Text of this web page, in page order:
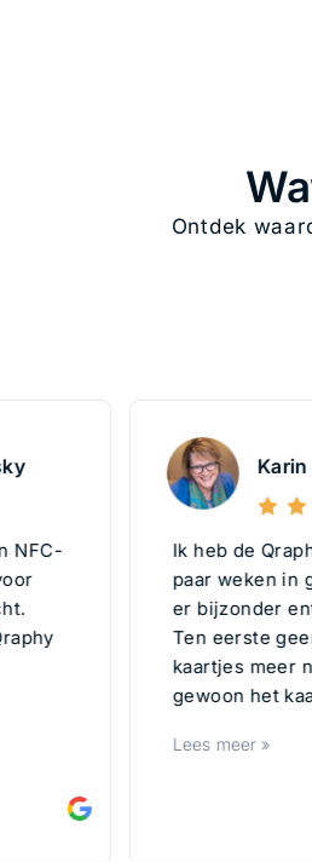
Ontdek
Karin
Ik heb de Qraphy
paar weken in
er bijzonder
Ten eerste geen
kaartjes meer
gewoon het kaartje
Lees meer »